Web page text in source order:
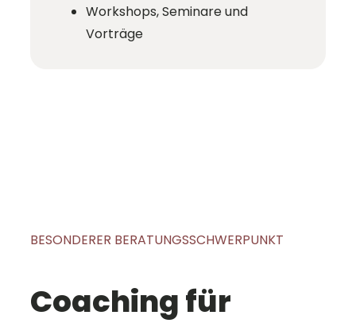
Workshops, Seminare und
Vorträge
BESONDERER BERATUNGSSCHWERPUNKT
Coaching für